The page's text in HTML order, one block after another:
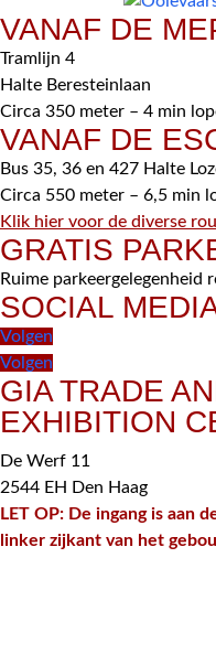
VANAF DE
Tramlijn 4
Halte Beresteinlaan
Circa 350 meter – 4 min
VANAF DE
Bus 35, 36 en 427 Halte
Circa 550 meter – 6,5 min
Klik hier voor de diverse
GRATIS
Ruime parkeergelegenheid
SOCIAL
Volgen
Volgen
GIA TRADE
EXHIBITION
De Werf 11
2544 EH Den Haag
LET OP: De ingang is aan
linker zijkant van het